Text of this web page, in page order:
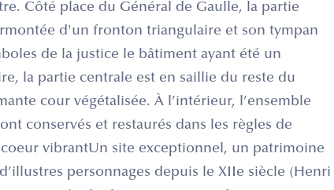
Côté place du Général de Gaulle, la partie
d'un fronton triangulaire et son tympan
de la justice le bâtiment ayant été un
la partie centrale est en saillie du reste du
cour végétalisée. À l’intérieur, l’ensemble
conservés et restaurés dans les règles de
vibrantUn site exceptionnel, un patrimoine
personnages depuis le XIIe siècle (Henri